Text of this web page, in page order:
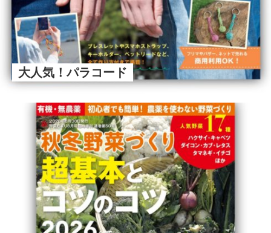
大人気！パラコード